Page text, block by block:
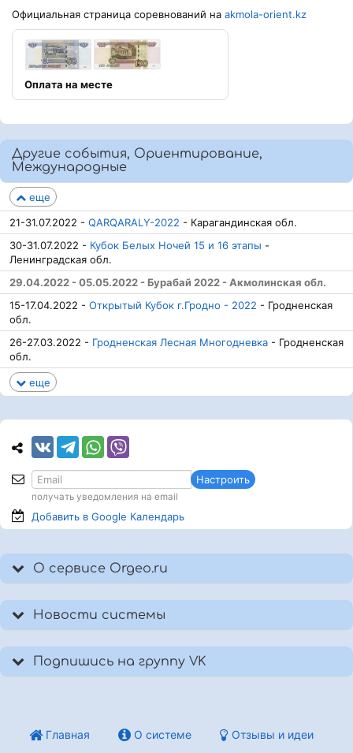
Официальная страница соревнований на akmola-orient.kz
Оплата на месте
Другие события, Ориентирование,
Международные
еще
21-31.07.2022 - QARQARALY-2022 - Карагандинская обл.
30-31.07.2022 - Кубок Белых Ночей 15 и 16 этапы -
Ленинградская обл.
29.04.2022 - 05.05.2022 - Бурабай 2022 - Акмолинская обл.
15-17.04.2022 - Открытый Кубок г.Гродно - 2022 - Гродненская
обл.
26-27.03.2022 - Гродненская Лесная Многодневка - Гродненская
обл.
еще
Настроить
получать уведомления на email
Добавить в Google Календарь
О сервисе Orgeo.ru
Новости системы
Подпишись на группу VK
Главная О системе Отзывы и идеи